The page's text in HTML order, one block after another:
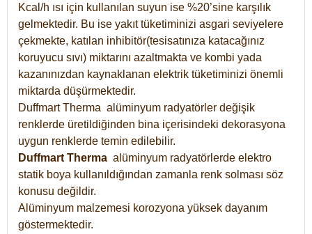
Kcal/h ısı için kullanılan suyun ise %20’sine karşılık
gelmektedir. Bu ise yakıt tüketiminizi asgari seviyelere
çekmekte, katılan inhibitör(tesisatınıza katacağınız
koruyucu sıvı) miktarını azaltmakta ve kombi yada
kazanınızdan kaynaklanan elektrik tüketiminizi önemli
miktarda düşürmektedir.
Duffmart Therma alüminyum radyatörler değişik
renklerde üretildiğinden bina içerisindeki dekorasyona
uygun renklerde temin edilebilir.
Duffmart Therma alüminyum radyatörlerde elektro
statik boya kullanıldığından zamanla renk solması söz
konusu değildir.
Alüminyum malzemesi korozyona yüksek dayanım
göstermektedir.